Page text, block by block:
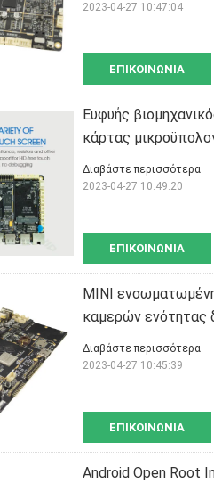
ΕΠΙΚΟΙΝΩΝΊΑ
2023-04-27 10:47:04
Ευφυής
κάρτας
ΕΠΙΚΟΙΝΩΝΊΑ
Διαβάστε περισσότερα
2023-04-27 10:49:20
ΜΙΝΙ
καμερών ενότητας
ΕΠΙΚΟΙΝΩΝΊΑ
Διαβάστε περισσότερα
2023-04-27 10:45:39
Android Open Root